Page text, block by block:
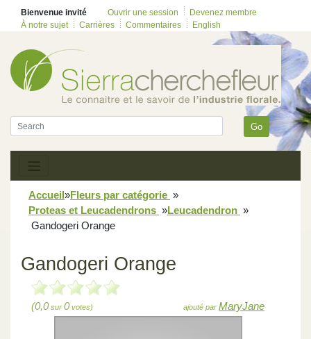
Bienvenue invité Ouvrir une session
Devenez membre
À notre sujet
Carrières Commentaires English
Go
Accueil»Fleurs par catégorie »
Proteas et Leucadendrons »Leucadendron »
Gandogeri Orange
Gandogeri Orange
(0,0sur 0votes) ajouté par MaryJane